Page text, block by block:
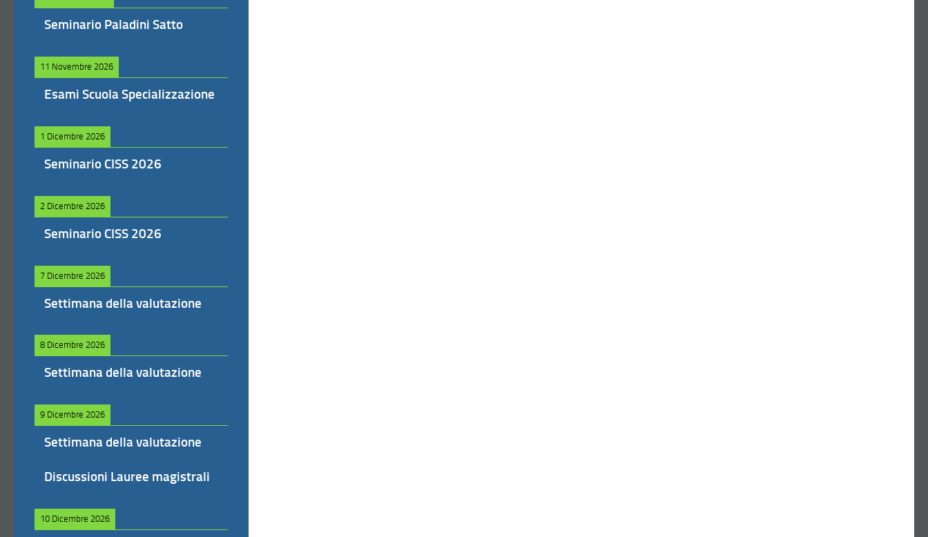
Seminario Paladini Satto
11 Novembre 2026
Esami Scuola Specializzazione
1 Dicembre 2026
Seminario CISS 2026
2 Dicembre 2026
Seminario CISS 2026
7 Dicembre 2026
Settimana della valutazione
8 Dicembre 2026
Settimana della valutazione
9 Dicembre 2026
Settimana della valutazione
Discussioni Lauree magistrali
10 Dicembre 2026